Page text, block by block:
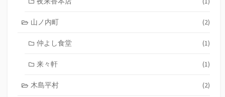
山ノ内町 (2)
仲よし食堂 (1)
来々軒 (1)
木島平村 (2)